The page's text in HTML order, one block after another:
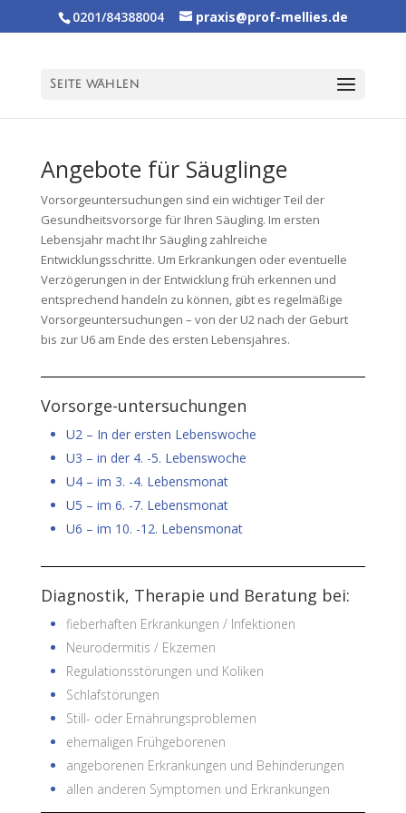
0201/84388004 praxis@prof-mellies.de
Seite wählen
Angebote für Säuglinge
Vorsorgeuntersuchungen sind ein wichtiger Teil der
Gesundheitsvorsorge für Ihren Säugling. Im ersten
Lebensjahr macht Ihr Säugling zahlreiche
Entwicklungsschritte. Um Erkrankungen oder eventuelle
Verzögerungen in der Entwicklung früh erkennen und
entsprechend handeln zu können, gibt es regelmäßige
Vorsorgeuntersuchungen – von der U2 nach der Geburt
bis zur U6 am Ende des ersten Lebensjahres.
Vorsorge-untersuchungen
U2 – In der ersten Lebenswoche
U3 – in der 4. -5. Lebenswoche
U4 – im 3. -4. Lebensmonat
U5 – im 6. -7. Lebensmonat
U6 – im 10. -12. Lebensmonat
Diagnostik, Therapie und Beratung bei:
fieberhaften Erkrankungen / Infektionen
Neurodermitis / Ekzemen
Regulationsstörungen und Koliken
Schlafstörungen
Still- oder Ernährungsproblemen
ehemaligen Frühgeborenen
angeborenen Erkrankungen und Behinderungen
allen anderen Symptomen und Erkrankungen